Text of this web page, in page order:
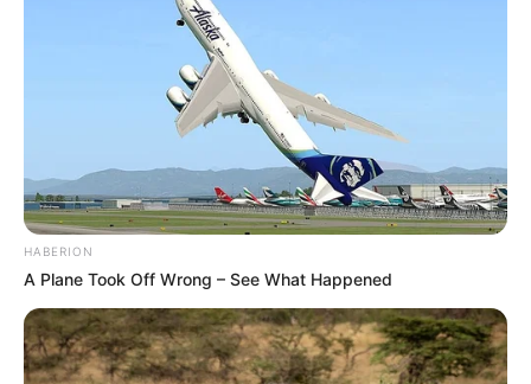
Mães brasileiras
HABERION
A Plane Took Off Wrong – See What Happened